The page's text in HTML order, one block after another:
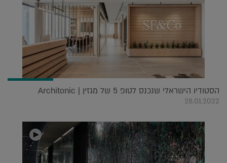
הסטודיו הישראלי שנכנס לטופ 5 של מגזין Architonic |
28.01.2022